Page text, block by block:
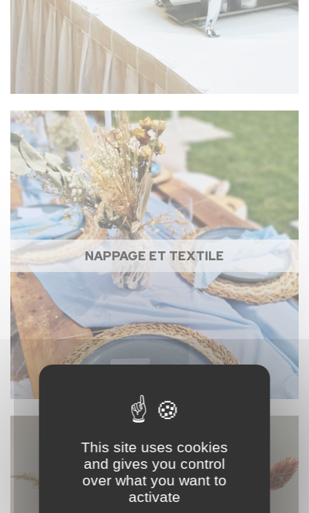
NAPPAGE ET TEXTILE
This site uses cookies
and gives you control
over what you want to
activate